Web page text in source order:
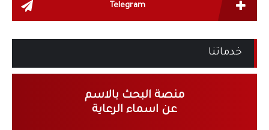
Telegram
خدماتنا
منصة البحث بالاسم
عن اسماء الرعاية